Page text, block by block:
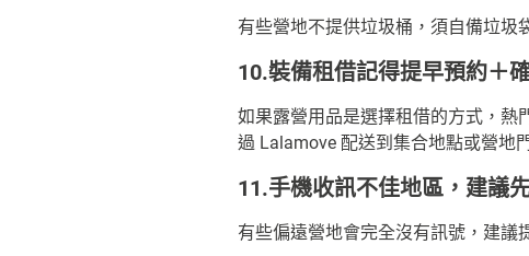
有些營地不提供垃圾桶，須自備垃圾
10.裝備租借記得提早預約＋
如果露營用品是選擇租借的方式，熱
過 Lalamove 配送到集合地點或營地
11.手機收訊不佳地區，建議
有些偏遠營地會完全沒有訊號，建議